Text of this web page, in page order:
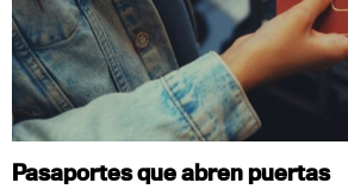
Pasaportes que abren puertas